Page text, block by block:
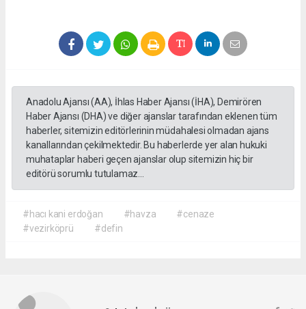
Anadolu Ajansı (AA), İhlas Haber Ajansı (İHA), Demirören
Haber Ajansı (DHA) ve diğer ajanslar tarafından eklenen tüm
haberler, sitemizin editörlerinin müdahalesi olmadan ajans
kanallarından çekilmektedir. Bu haberlerde yer alan hukuki
muhataplar haberi geçen ajanslar olup sitemizin hiç bir
editörü sorumlu tutulamaz...
#hacı kani erdoğan #havza
#cenaze
#vezirköprü
#defin